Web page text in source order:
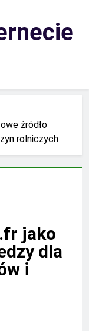
źródło
rolniczych
jako
dla
i